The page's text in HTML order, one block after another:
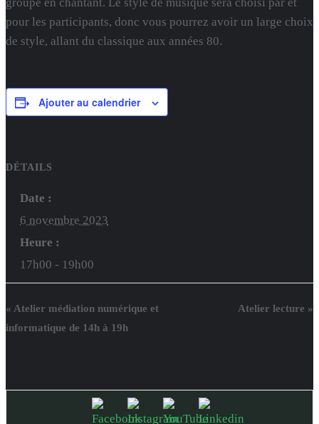
pour les participants, donc vous pourrez avoir un large choix
de style, allant du classique aux années 80.
Ajouter au calendrier
DÉTAILS
Date :
6 novembre 2023
Heure :
17h00 - 19h00
« Atelier médiation numérique et
informatique de 14h à 19h
Atelier lecture »